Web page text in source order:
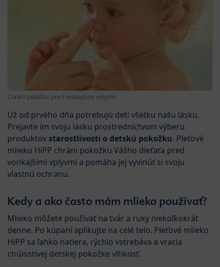
Chráni pokožku pred vonkajšími vplyvmi
Už od prvého dňa potrebujú deti všetku našu lásku.
Prejavte im svoju lásku prostredníctvom výberu
produktov starostlivosti o detskú pokožku. Pleťové
mlieko HiPP chráni pokožku Vášho dieťaťa pred
vonkajšími vplyvmi a pomáha jej vyvinúť si svoju
vlastnú ochranu.
Kedy a ako často mám mlieko používať?
Mlieko môžete používať na tvár a ruky niekoľkokrát
denne. Po kúpaní aplikujte na celé telo. Pleťové mlieko
HiPP sa ľahko natiera, rýchlo vstrebáva a vracia
chúlostivej detskej pokožke vlhkosť.